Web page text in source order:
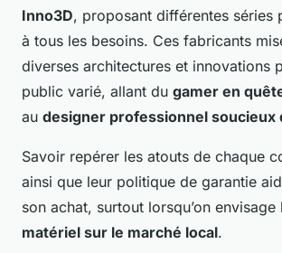
Inno3D, proposant différentes séries
à tous les besoins. Ces fabricants
diverses architectures et innovations
public varié, allant du gamer en
au designer professionnel soucieux
Savoir repérer les atouts de chaque
ainsi que leur politique de garantie
son achat, surtout lorsqu’on envisage
matériel sur le marché local.